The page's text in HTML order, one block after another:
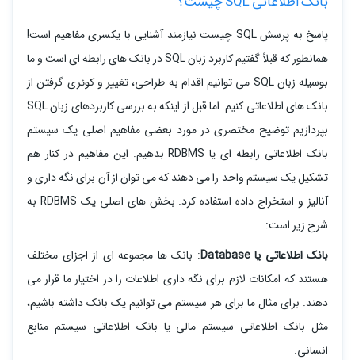
پاسخ به پرسش SQL چیست نیازمند آشنایی با یکسری مفاهیم است!
همانطور که قبلاً گفتیم کاربرد زبان SQL در بانک های رابطه ای است و ما
بوسیله زبان SQL می توانیم اقدام به طراحی، تغییر و کوئری گرفتن از
بانک های اطلاعاتی کنیم. اما قبل از اینکه به بررسی کاربردهای زبان SQL
بپردازیم توضیح مختصری در مورد بعضی مفاهیم اصلی یک سیستم
بانک اطلاعاتی رابطه ای یا RDBMS بدهیم. این مفاهیم در کنار هم
تشکیل یک سیستم واحد را می دهند که می توان از آن برای نگه داری و
آنالیز و استخراج داده استفاده کرد. بخش های اصلی یک RDBMS به
شرح زیر است:
بانک اطلاعاتی یا Database
: بانک ها مجموعه ای از اجزای مختلف
هستند که امکانات لازم برای نگه داری اطلاعات را در اختیار ما قرار می
دهند. برای مثال ما برای هر سیستم می توانیم یک بانک داشته باشیم،
مثل بانک اطلاعاتی سیستم مالی یا بانک اطلاعاتی سیستم منابع
انسانی.